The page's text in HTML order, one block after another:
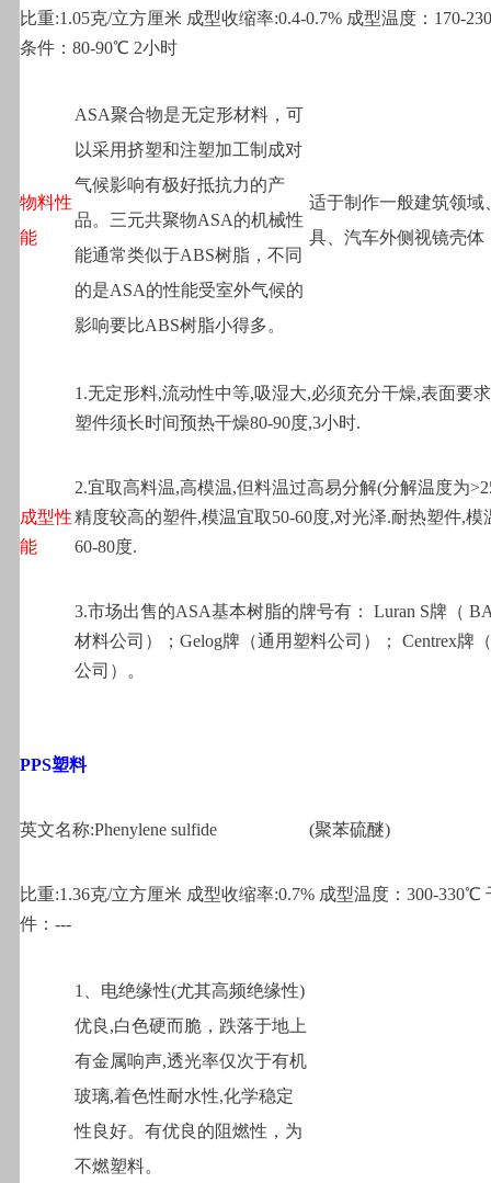
比重:1.05克/立方厘米 成型收缩率:0.4-0.7% 成型温度：170-
条件：80-90℃ 2小时
物料性
能
ASA聚合物是无定形材料，可
以采用挤塑和注塑加工制成对
气候影响有极好抵抗力的产
品。三元共聚物ASA的机械性
能通常类似于ABS树脂，不同
的是ASA的性能受室外气候的
影响要比ABS树脂小得多。
适于制作一般建筑领域
具、汽车外侧视镜壳体
成型性
能
1.无定形料,流动性中等,吸湿大,必须充分干燥,表面要
塑件须长时间预热干燥80-90度,3小时.
2.宜取高料温,高模温,但料温过高易分解(分解温度为
精度较高的塑件,模温宜取50-60度,对光泽.耐热塑件,模
60-80度.
3.市场出售的ASA基本树脂的牌号有： Luran S牌（
材料公司）；Gelog牌（通用塑料公司）； Centrex牌
公司）。
PPS塑料
英文名称:Phenylene sulfide (聚苯硫醚)
比重:1.36克/立方厘米 成型收缩率:0.7% 成型温度：300-330℃
件：---
1
、电绝缘性(尤其高频绝缘性)
优良,白色硬而脆，跌落于地上
有金属响声,透光率仅次于有机
玻璃,着色性耐水性,化学稳定
性良好。有优良的阻燃性，为
不燃塑料。